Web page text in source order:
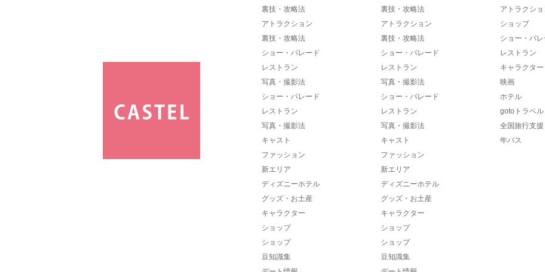
裏技・攻略法
アトラクション
裏技・攻略法
ショー・パレード
レストラン
写真・撮影法
ショー・パレード
レストラン
写真・撮影法
キャスト
ファッション
新エリア
ディズニーホテル
グッズ・お土産
キャラクター
ショップ
ショップ
豆知識集
裏技・攻略法
アトラクション
裏技・攻略法
ショー・パレード
レストラン
写真・撮影法
ショー・パレード
レストラン
写真・撮影法
キャスト
ファッション
新エリア
ディズニーホテル
グッズ・お土産
キャラクター
ショップ
ショップ
豆知識集
アトラクシ
ショップ
ショー・パ
レストラン
キャラクター
映画
ホテル
gotoトラベル
全国旅行支援
年パス